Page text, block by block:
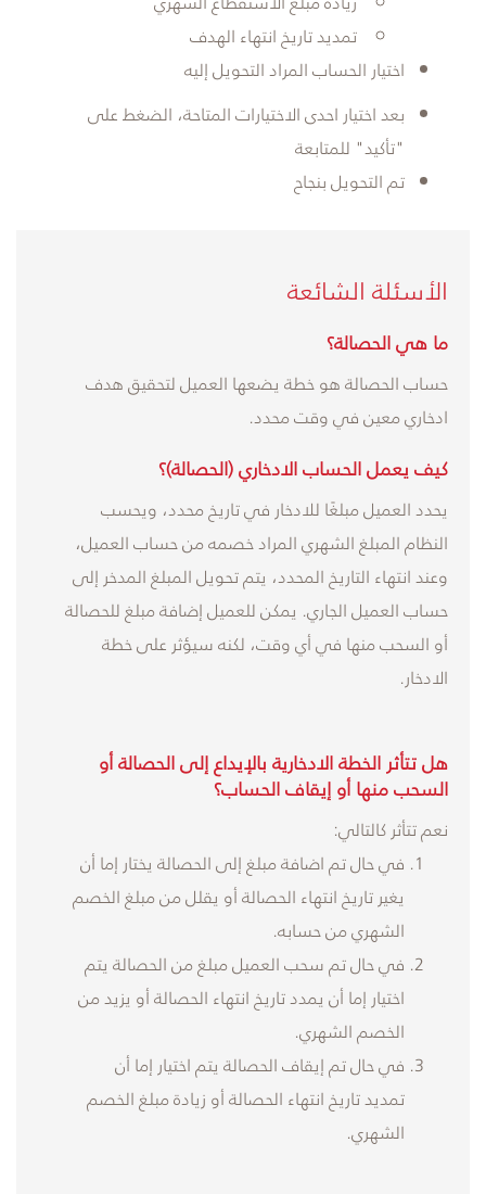
تمديد تاريخ انتهاء الهدف
اختيار الحساب المراد التحويل إليه
بعد اختيار احدى الاختيارات المتاحة، الضغط على
"تأكيد" للمتابعة
تم التحويل بنجاح
​الأسئلة الشائعة
ما هي الحصالة؟
حساب الحصالة هو خطة يضعها العميل لتحقيق هدف
ادخاري معين في وقت محدد.
كيف يعمل الحساب الادخاري (الحصالة)؟
يحدد العميل مبلغًا للادخار في تاريخ محدد، ويحسب
النظام المبلغ الشهري المراد خصمه من حساب العميل،
وعند انتهاء التاريخ المحدد، يتم تحويل المبلغ المدخر إلى
حساب العميل الجاري. يمكن للعميل إضافة مبلغ للحصالة
أو السحب منها في أي وقت، لكنه سيؤثر على خطة
الادخار.
هل تتأثر الخطة الادخارية بالإيداع إلى الحصالة أو
السحب منها أو إيقاف الحساب؟
نعم تتأثر كالتالي:
في حال تم اضافة مبلغ إلى الحصالة يختار إما أن
يغير تاريخ انتهاء الحصالة أو يقلل من مبلغ الخصم
الشهري من حسابه.
في حال تم سحب العميل مبلغ من الحصالة يتم
اختيار إما أن يمدد تاريخ انتهاء الحصالة أو يزيد من
الخصم الشهري.
في حال تم إيقاف الحصالة يتم اختيار إما أن
تمديد تاريخ انتهاء الحصالة أو زيادة مبلغ الخصم
الشهري.